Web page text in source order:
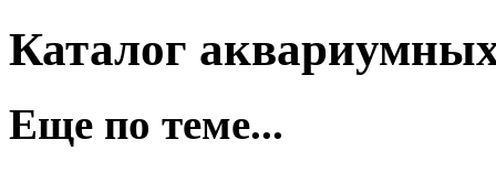
Каталог
Еще по теме...